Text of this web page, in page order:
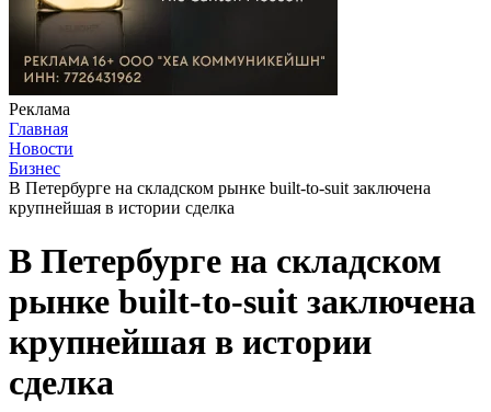
Реклама
Главная
Новости
Бизнес
В Петербурге на складском рынке built-to-suit заключена
крупнейшая в истории сделка
В Петербурге на складском
рынке built-to-suit заключена
крупнейшая в истории
сделка